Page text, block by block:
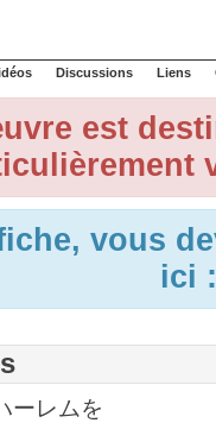
Discussions Liens
est
vous
ici
ーレムを